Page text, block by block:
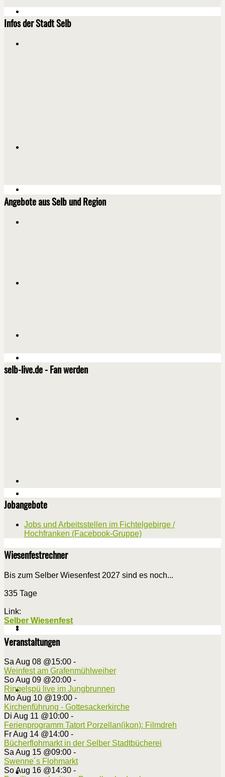
Infos der Stadt Selb
Angebote aus Selb und Region
selb-live.de - Fan werden
Jobangebote
Jobs und Arbeitsstellen im Fichtelgebirge /
Hochfranken (Facebook-Gruppe)
Wiesenfestrechner
Bis zum Selber Wiesenfest 2027 sind es noch...
335 Tage
Link:
Selber Wiesenfest
Veranstaltungen
Sa Aug 08 @15:00 -
Weinfest am Grafenmühlweiher
So Aug 09 @20:00 -
Ringelspü live im Jungbrunnen
Mo Aug 10 @19:00 -
Kirchenführung - Gottesackerkirche
Di Aug 11 @10:00 -
Ferienprogramm Tatort Porzellan(ikon): Filmdreh
Fr Aug 14 @14:00 -
Bücherflohmarkt in der Selber Stadtbücherei
Sa Aug 15 @09:00 -
Swenne´s Flohmarkt
So Aug 16 @14:30 -